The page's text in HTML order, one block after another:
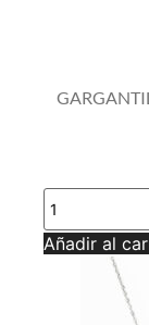
CANCER
AG
cantidad
Añadir al